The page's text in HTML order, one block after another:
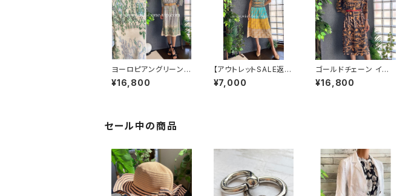
ヨーロピアングリーン
インポートワンピース｜
ストレッチジャージ 七
¥16,800
【アウトレットSALE返品
交換不可8/20まで】ホ
ルターネック＆厚手ニッ
¥7,000
ゴールドチェーン イン
ポートワンピース｜スト
レッチジャージ 七分袖
¥16,800
セール中の商品